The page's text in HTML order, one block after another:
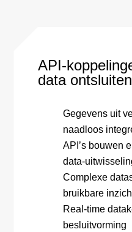
API-
data ontsluiten
Gegevens uit
naadloos
API’s bouwen
data-
Complexe
bruikbare
Real-time
besluitvorming